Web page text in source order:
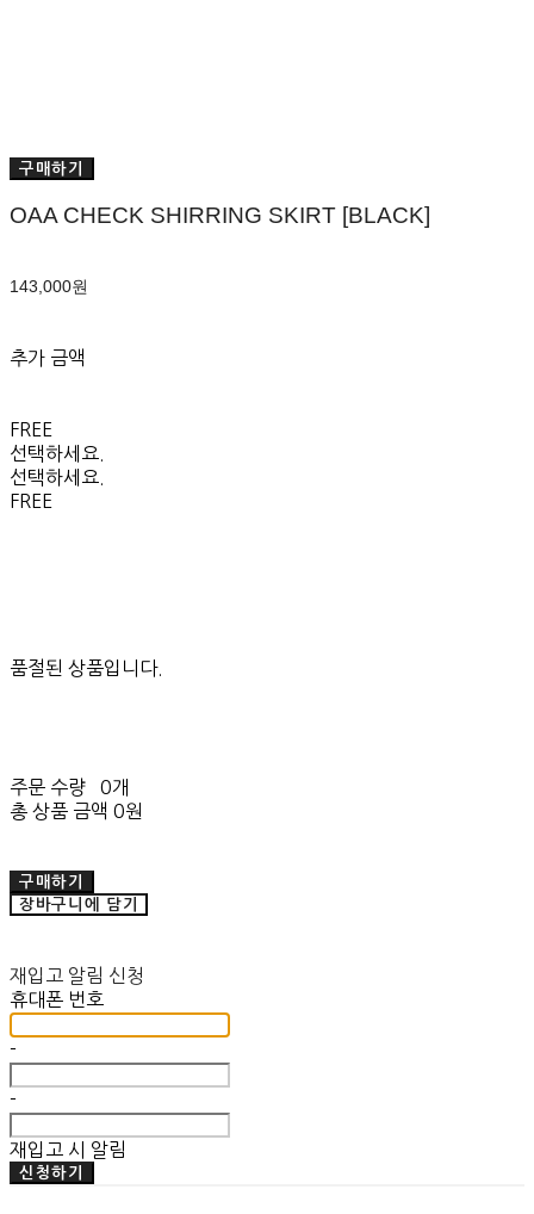
구매하기
OAA CHECK SHIRRING SKIRT [BLACK]
143,000원
추가 금액
FREE
선택하세요.
선택하세요.
FREE
품절된 상품입니다.
주문 수량
0개
총 상품 금액 0원
구매하기
장바구니에 담기
재입고 알림 신청
휴대폰 번호
-
-
재입고 시 알림
신청하기